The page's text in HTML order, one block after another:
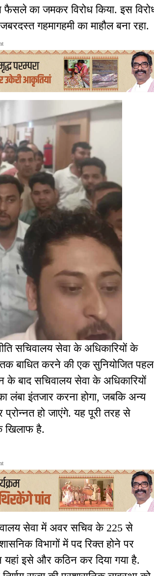
का जमकर विरोध किया. इस
गहमागहमी का माहौल बना रहा.
सचिवालय सेवा के अधिकारियों के
बाधित करने की एक सुनियोजित पहल
बाद सचिवालय सेवा के अधिकारियों
लंबा इंतजार करना होगा, जबकि अन्य
हो जाएंगे. यह पूरी तरह से
खिलाफ है.
सेवा में अवर सचिव के 225 से
विभागों में पद रिक्त होने पर
यहां इसे और कठिन कर दिया गया है.